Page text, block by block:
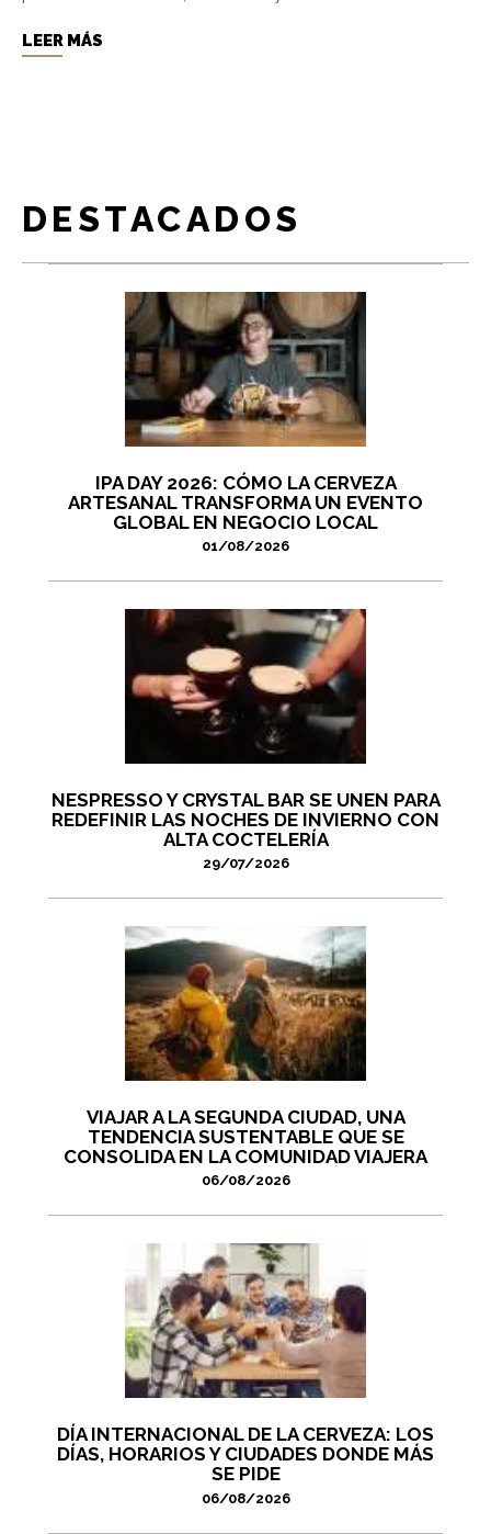
LEER MÁS
DESTACADOS
IPA DAY 2026: CÓMO LA CERVEZA
ARTESANAL TRANSFORMA UN EVENTO
GLOBAL EN NEGOCIO LOCAL
01/08/2026
NESPRESSO Y CRYSTAL BAR SE UNEN PARA
REDEFINIR LAS NOCHES DE INVIERNO CON
ALTA COCTELERÍA
29/07/2026
VIAJAR A LA SEGUNDA CIUDAD, UNA
TENDENCIA SUSTENTABLE QUE SE
CONSOLIDA EN LA COMUNIDAD VIAJERA
06/08/2026
DÍA INTERNACIONAL DE LA CERVEZA: LOS
DÍAS, HORARIOS Y CIUDADES DONDE MÁS
SE PIDE
06/08/2026